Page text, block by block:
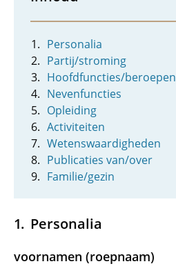
Personalia
Partij/stroming
Hoofdfuncties/beroepen
Nevenfuncties
Opleiding
Activiteiten
Wetenswaardigheden
Publicaties van/over
Familie/gezin
Personalia
voornamen (roepnaam)